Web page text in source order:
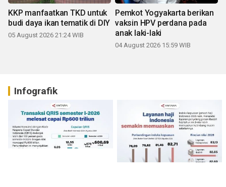
KKP manfaatkan TKD untuk
budi daya ikan tematik di DIY
05 August 2026 21:24 WIB
Pemkot Yogyakarta berikan
vaksin HPV perdana pada
anak laki-laki
04 August 2026 15:59 WIB
Infografik